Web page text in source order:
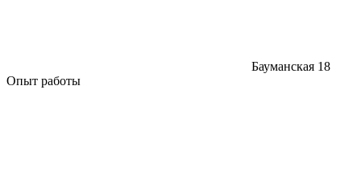
Бауманская 18
Опыт работы